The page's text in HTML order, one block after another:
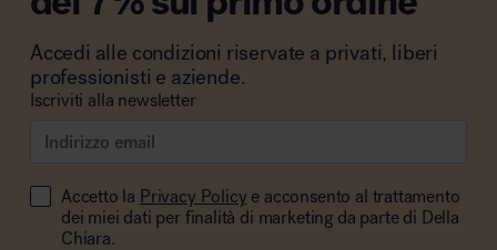
Accedi alle condizioni riservate a privati, liberi
professionisti e aziende.
Iscriviti alla newsletter
Accetto la Privacy Policy e acconsento al trattamento
dei miei dati per finalità di marketing da parte di Della
Chiara.